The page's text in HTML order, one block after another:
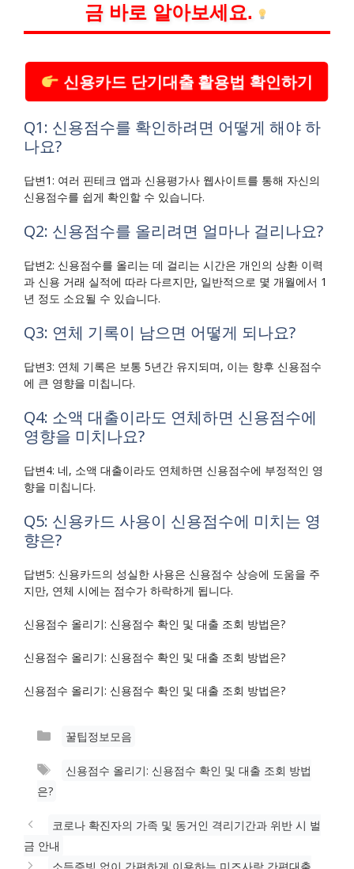
금 바로 알아보세요.
신용카드 단기대출 활용법 확인하기
Q1: 신용점수를 확인하려면 어떻게 해야 하
나요?
답변1: 여러 핀테크 앱과 신용평가사 웹사이트를 통해 자신의
신용점수를 쉽게 확인할 수 있습니다.
Q2: 신용점수를 올리려면 얼마나 걸리나요?
답변2: 신용점수를 올리는 데 걸리는 시간은 개인의 상환 이력
과 신용 거래 실적에 따라 다르지만, 일반적으로 몇 개월에서 1
년 정도 소요될 수 있습니다.
Q3: 연체 기록이 남으면 어떻게 되나요?
답변3: 연체 기록은 보통 5년간 유지되며, 이는 향후 신용점수
에 큰 영향을 미칩니다.
Q4: 소액 대출이라도 연체하면 신용점수에
영향을 미치나요?
답변4: 네, 소액 대출이라도 연체하면 신용점수에 부정적인 영
향을 미칩니다.
Q5: 신용카드 사용이 신용점수에 미치는 영
향은?
답변5: 신용카드의 성실한 사용은 신용점수 상승에 도움을 주
지만, 연체 시에는 점수가 하락하게 됩니다.
신용점수 올리기: 신용점수 확인 및 대출 조회 방법은?
신용점수 올리기: 신용점수 확인 및 대출 조회 방법은?
신용점수 올리기: 신용점수 확인 및 대출 조회 방법은?
카
고
꿀팁정보모음
태
신용점수 올리기: 신용점수 확인 및 대출 조회 방법
은?
코로나 확진자의 가족 및 동거인 격리기간과 위반 시 벌
금 안내
소득증빙 없이 간편하게 이용하는 미즈사랑 간편대출